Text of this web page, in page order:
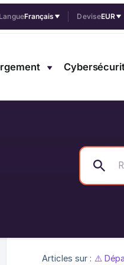
LangueFrançais DeviseEUR
Articles sur : ⚠️